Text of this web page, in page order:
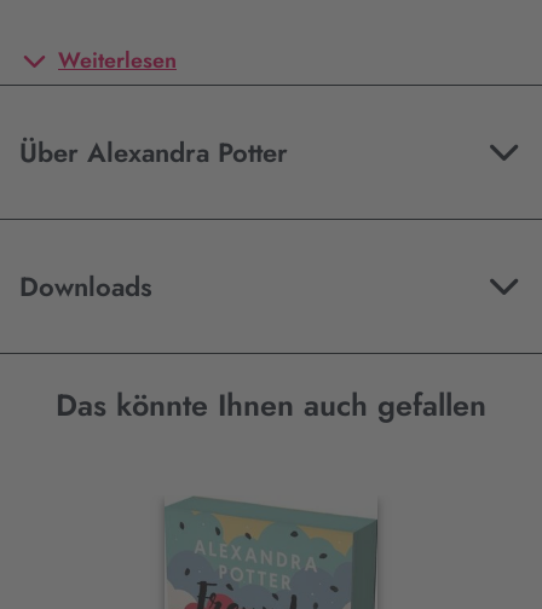
Weiterlesen
Über Alexandra Potter
Downloads
Das könnte Ihnen auch gefallen